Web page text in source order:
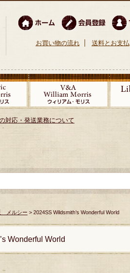
お買い物の流れ 送料とお支払
対応・発送業務について
メルシー > 2024SS Wildsmith’s Wonderful World
Wonderful World